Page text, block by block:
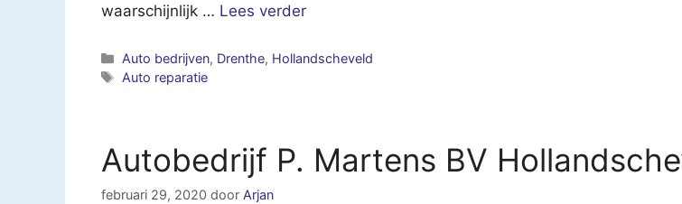
waarschijnlijk … Lees verder
Categorieën
Auto bedrijven, Drenthe, Hollandscheveld
Tags
Auto reparatie
Autobedrijf P. Martens BV
februari 29, 2020 door Arjan